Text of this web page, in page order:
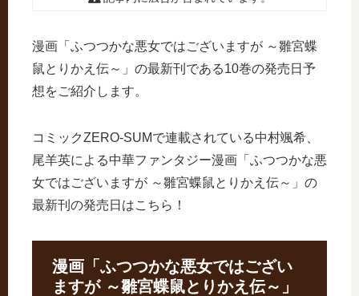
漫画「ふつつかな悪女ではございますが ～雛宮蝶
鼠とりかえ伝～」の最新刊である10巻の発売日予
想をご紹介します。
コミックZERO-SUMで連載されている中村颯希、
尾羊英による中華ファンタジー漫画「ふつつかな悪
女ではございますが ～雛宮蝶鼠とりかえ伝～」の
最新刊の発売日はこちら！
漫画「ふつつかな悪女ではござい
ますが ～雛宮蝶鼠とりかえ伝～」